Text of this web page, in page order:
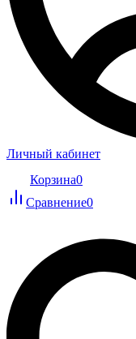
Личный кабинет
Корзина0
Сравнение0